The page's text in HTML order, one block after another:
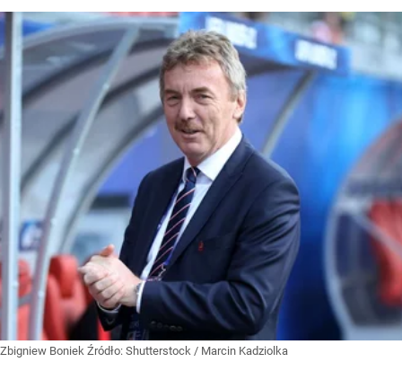
Zbigniew Boniek Źródło: Shutterstock / Marcin Kadziolka